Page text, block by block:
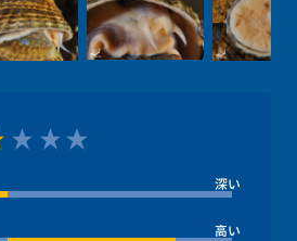
深い
高い